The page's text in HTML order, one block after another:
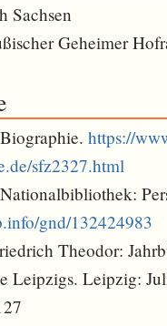
Sachsen
Geheimer
https://
sfz2327.html
gnd/132424983
Theodor:
Leipzigs. Leipzig: